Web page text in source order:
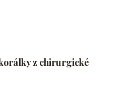
z chirurgické